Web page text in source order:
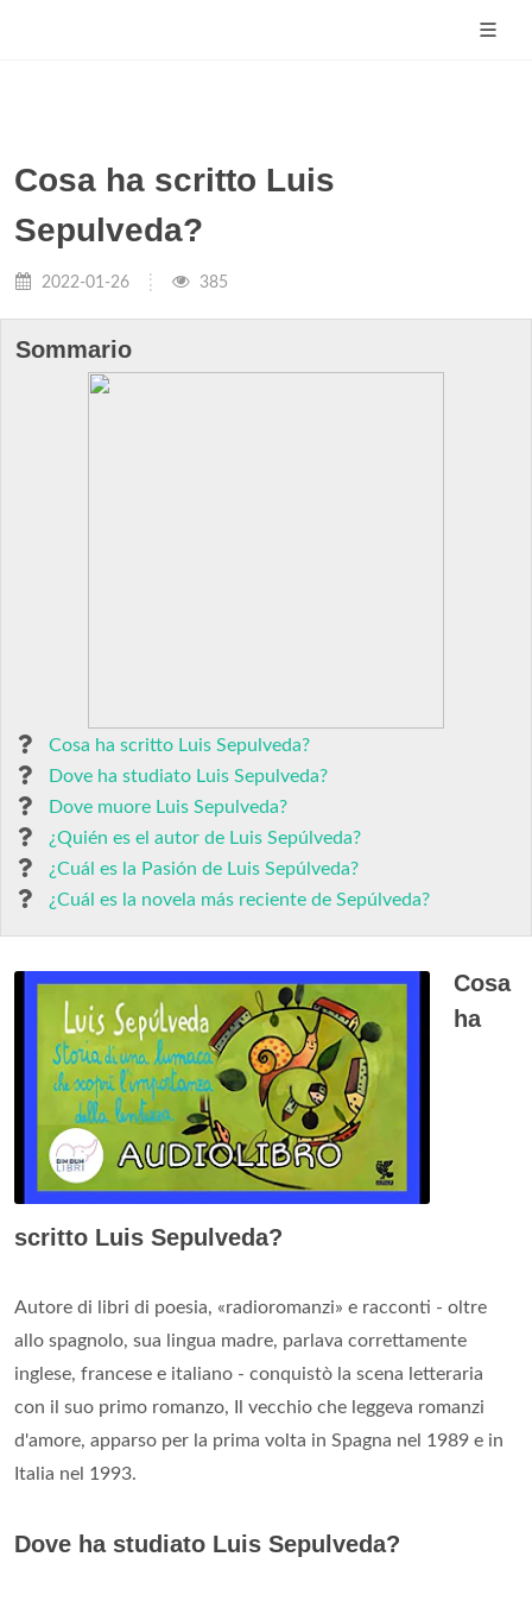
Cosa ha scritto Luis
Sepulveda?
2022-01-26 385
Sommario
Cosa ha scritto Luis Sepulveda?
Dove ha studiato Luis Sepulveda?
Dove muore Luis Sepulveda?
¿Quién es el autor de Luis Sepúlveda?
¿Cuál es la Pasión de Luis Sepúlveda?
¿Cuál es la novela más reciente de Sepúlveda?
Cosa
ha
scritto Luis Sepulveda?
Autore di libri di poesia, «radioromanzi» e racconti - oltre
allo spagnolo, sua lingua madre, parlava correttamente
inglese, francese e italiano - conquistò la scena letteraria
con il suo primo romanzo, Il vecchio che leggeva romanzi
d'amore, apparso per la prima volta in Spagna nel 1989 e in
Italia nel 1993.
Dove ha studiato Luis Sepulveda?